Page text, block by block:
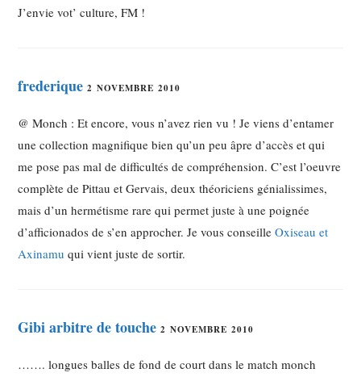
J’envie vot’ culture, FM !
frederique 2 NOVEMBRE 2010
@ Monch : Et encore, vous n’avez rien vu ! Je viens d’entamer
une collection magnifique bien qu’un peu âpre d’accès et qui
me pose pas mal de difficultés de compréhension. C’est l’oeuvre
complète de Pittau et Gervais, deux théoriciens génialissimes,
mais d’un hermétisme rare qui permet juste à une poignée
d’afficionados de s’en approcher. Je vous conseilleOxiseau et
Axinamuqui vient juste de sortir.
Gibi arbitre de touche 2 NOVEMBRE 2010
……. longues balles de fond de court dans le match monch